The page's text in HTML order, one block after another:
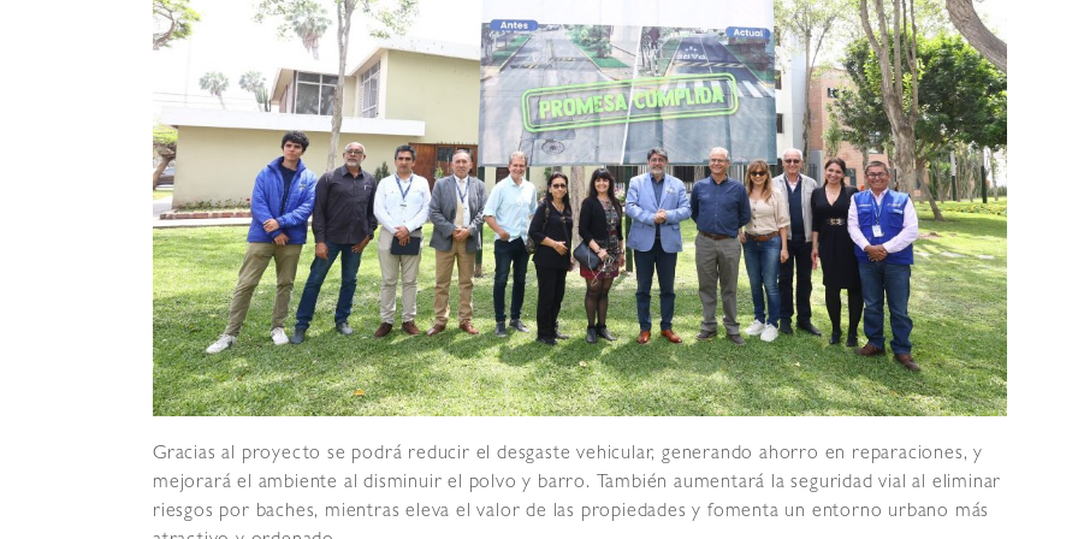
Gracias al proyecto se podrá reducir el desgaste vehicular, generando ahorro en reparaciones, y
mejorará el ambiente al disminuir el polvo y barro. También aumentará la seguridad vial al eliminar
riesgos por baches, mientras eleva el valor de las propiedades y fomenta un entorno urbano más